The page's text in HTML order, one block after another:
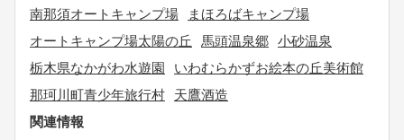
南那須オートキャンプ場
まほろばキャンプ場
オートキャンプ場太陽の丘
馬頭温泉郷 小砂温泉
栃木県なかがわ水遊園
いわむらかずお絵本の丘美術館
那珂川町青少年旅行村
天鷹酒造
関連情報